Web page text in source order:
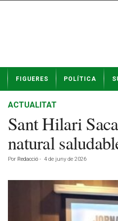
t
FIGUERES POLÍTICA
ACTUALITAT
Sant Hilari
natural
Por Redacció - 4 de juny de 2026